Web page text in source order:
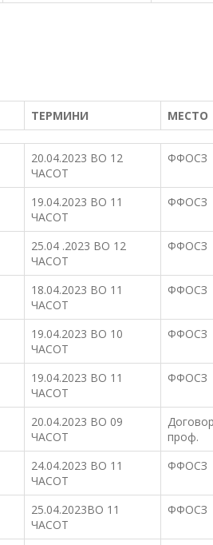
ТЕРМИНИ МЕСТО
20.04.2023 ВО 12
ЧАСОТ
ФФОСЗ
19.04.2023 ВО 11
ЧАСОТ
ФФОСЗ
25.04 .2023 ВО 12
ЧАСОТ
ФФОСЗ
18.04.2023 ВО 11
ЧАСОТ
ФФОСЗ
19.04.2023 ВО 10
ЧАСОТ
ФФОСЗ
19.04.2023 ВО 11
ЧАСОТ
ФФОСЗ
20.04.2023 ВО 09
ЧАСОТ
проф.
24.04.2023 ВО 11
ЧАСОТ
ФФОСЗ
25.04.2023ВО 11
ЧАСОТ
ФФОСЗ